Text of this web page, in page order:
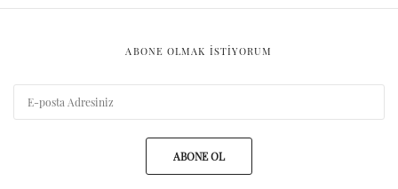
ABONE OLMAK ISTIYORUM
ABONE OL